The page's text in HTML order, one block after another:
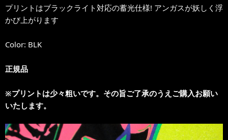
プリントはブラックライト対応の蓄光仕様! アンガスが妖しく浮
かび上がります
Color: BLK
正規品
※プリントは少々粗いです。その旨ご了承のうえご購入お願い
いたします。